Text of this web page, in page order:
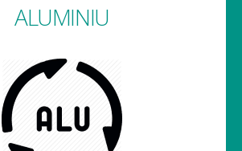
ALUMINIU